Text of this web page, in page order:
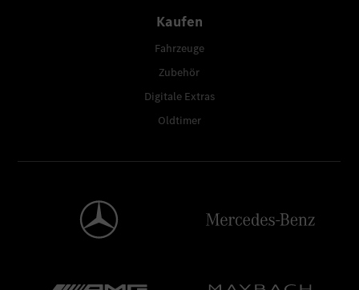
Kaufen
Fahrzeuge
Zubehör
Digitale Extras
Oldtimer